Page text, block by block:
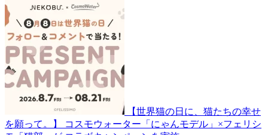
【世界猫の日に、猫たちの幸せ
を願って。】 コスモウォーター「にゃんモデル」×フェリシ